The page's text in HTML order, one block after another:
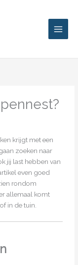
krijgt met een
zoeken naar
jij last hebben van
even goed
rondom
allemaal komt
in de tuin.